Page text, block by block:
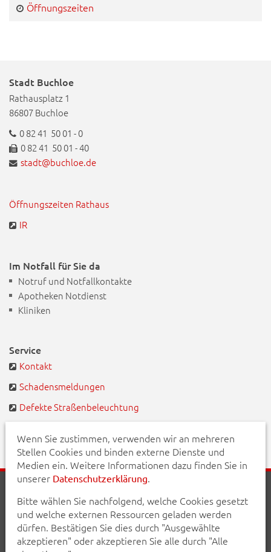
Öffnungszeiten
Stadt Buchloe
Rathausplatz 1
86807 Buchloe
0 82 41 50 01 - 0
0 82 41 50 01 - 40
stadt@buchloe.de
Öffnungszeiten Rathaus
IR
Im Notfall für Sie da
Notruf und Notfallkontakte
Apotheken Notdienst
Kliniken
Service
Kontakt
Schadensmeldungen
Defekte Straßenbeleuchtung
Inhalt
Erklärung zur Barrierefreiheit
Datenschutzerklärung
Impressum
Teilen Sie diese Seite mit Ihren Bekannten:
Wenn Sie zustimmen, verwenden wir an mehreren
Stellen Cookies und binden externe Dienste und
Medien ein. Weitere Informationen dazu finden Sie in
unserer Datenschutzerklärung.
Bitte wählen Sie nachfolgend, welche Cookies gesetzt
und welche externen Ressourcen geladen werden
dürfen. Bestätigen Sie dies durch "Ausgewählte
akzeptieren" oder akzeptieren Sie alle durch "Alle